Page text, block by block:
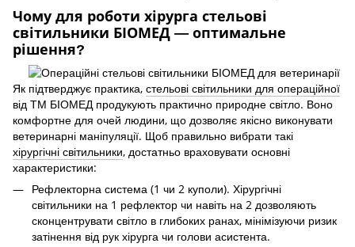
Чому для роботи хірурга стельові
світильники БІОМЕД — оптимальне
рішення?
Як підтверджує практика, стельові світильники для операційної
від ТМ БІОМЕД продукують практично природне світло. Воно
комфортне для очей людини, що дозволяє якісно виконувати
ветеринарні маніпуляції. Щоб правильно вибрати такі
хірургічні світильники, достатньо враховувати основні
характеристики:
Рефлекторна система (1 чи 2 куполи). Хірургічні
світильники на 1 рефлектор чи навіть на 2 дозволяють
сконцентрувати світло в глибоких ранах, мінімізуючи ризик
затінення від рук хірурга чи голови асистента.